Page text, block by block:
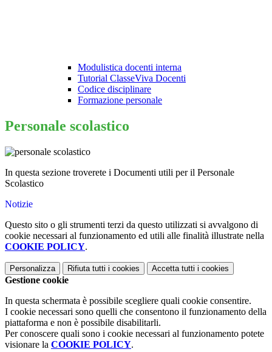
Modulistica docenti interna
Tutorial ClasseViva Docenti
Codice disciplinare
Formazione personale
Personale scolastico
In questa sezione troverete i Documenti utili per il Personale
Scolastico
Notizie
Questo sito o gli strumenti terzi da questo utilizzati si avvalgono di
cookie necessari al funzionamento ed utili alle finalità illustrate nella
COOKIE POLICY.
Personalizza Rifiuta tutti i cookies Accetta tutti i cookies
Gestione cookie
In questa schermata è possibile scegliere quali cookie consentire.
I cookie necessari sono quelli che consentono il funzionamento della
piattaforma e non è possibile disabilitarli.
Per conoscere quali sono i cookie necessari al funzionamento potete
visionare la COOKIE POLICY.